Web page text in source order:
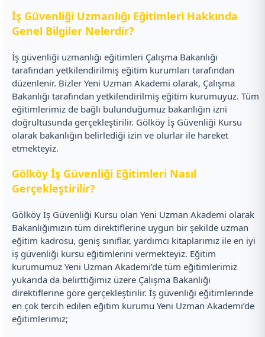
İş Güvenliği Uzmanlığı Eğitimleri Hakkında
Genel Bilgiler Nelerdir?
İş güvenliği uzmanlığı eğitimleri Çalışma Bakanlığı
tarafından yetkilendirilmiş eğitim kurumları tarafından
düzenlenir. Bizler Yeni Uzman Akademi olarak, Çalışma
Bakanlığı tarafından yetkilendirilmiş eğitim kurumuyuz. Tüm
eğitimlerimiz de bağlı bulunduğumuz bakanlığın izni
doğrultusunda gerçekleştirilir. Gölköy İş Güvenliği Kursu
olarak bakanlığın belirlediği izin ve olurlar ile hareket
etmekteyiz.
Gölköy İş Güvenliği Eğitimleri Nasıl
Gerçekleştirilir?
Gölköy İş Güvenliği Kursu olan Yeni Uzman Akademi olarak
Bakanlığımızın tüm direktiflerine uygun bir şekilde uzman
eğitim kadrosu, geniş sınıflar, yardımcı kitaplarımız ile en iyi
iş güvenliği kursu eğitimlerini vermekteyiz. Eğitim
kurumumuz Yeni Uzman Akademi’de tüm eğitimlerimiz
yukarıda da belirttiğimiz üzere Çalışma Bakanlığı
direktiflerine göre gerçekleştirilir. İş güvenliği eğitimlerinde
en çok tercih edilen eğitim kurumu Yeni Uzman Akademi’de
eğitimlerimiz;